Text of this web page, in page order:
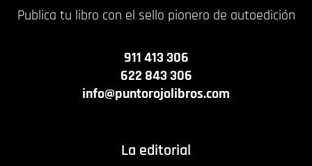
Publica tu libro con el sello pionero de autoedición
911 413 306
622 843 306
info@puntorojolibros.com
La editorial